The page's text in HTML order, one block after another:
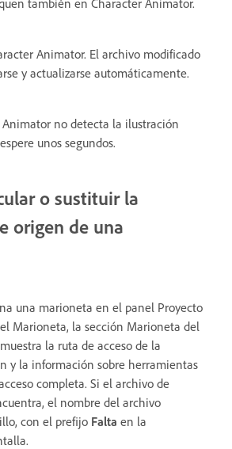
también en Character Animator.
Animator. El archivo modificado
y actualizarse automáticamente.
Animator no detecta la ilustración
unos segundos.
o sustituir la
origen de una
una marioneta en el panel Proyecto
Marioneta, la sección Marioneta del
la ruta de acceso de la
y la información sobre herramientas
completa. Si el archivo de
el nombre del archivo
con el prefijo Falta en la